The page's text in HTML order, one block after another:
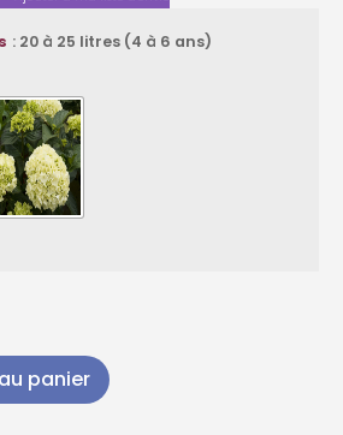
: 20 à 25 litres (4 à 6 ans)
panier